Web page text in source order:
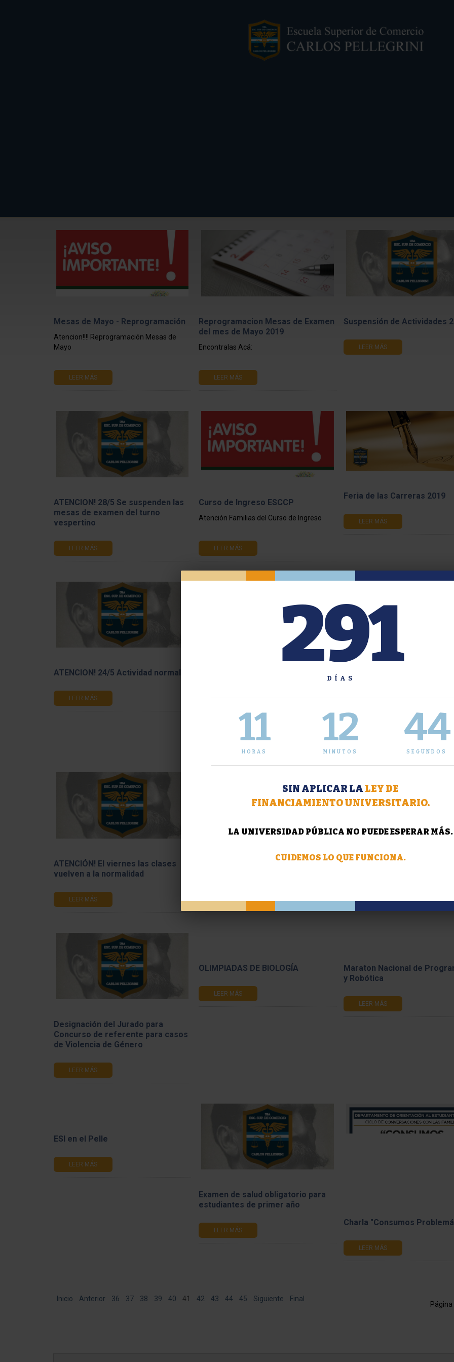
Mesas de Mayo - Reprogramación
Atencion!!!! Reprogramación Mesas de
Mayo
LEER MÁS
Reprogramacion Mesas de Examen
del mes de Mayo 2019
Encontralas Acá:
LEER MÁS
Suspensión de Actividades
LEER MÁS
ATENCION! 28/5 Se suspenden las
mesas de examen del turno
vespertino
LEER MÁS
Curso de Ingreso ESCCP
Atención Familias del Curso de Ingreso
LEER MÁS
Feria de las Carreras 2019
LEER MÁS
ATENCION! 24/5 Actividad normal
LEER MÁS
El lunes 27 de mayo inician los grupos de
LEER MÁS
Office Specialist MOS 2019
ATENCIÓN! El viernes las clases
vuelven a la normalidad
LEER MÁS
Situación Institucional 16-5-2019 Situación Institucional 13-5-
Designación del Jurado para
Concurso de referente para casos
de Violencia de Género
LEER MÁS
OLIMPIADAS DE BIOLOGÍA
LEER MÁS
Maraton Nacional de
y Robótica
LEER MÁS
ESI en el Pelle
LEER MÁS
Examen de salud obligatorio para
estudiantes de primer año
LEER MÁS
Charla "Consumos
LEER MÁS
Inicio Anterior 36 37 38 39 40 41 42 43 44 45 Siguiente Final
291
DÍAS
11
HORAS
12
MINUTOS
44
SEGUNDOS
SIN APLICAR LA LEY DE
FINANCIAMIENTO UNIVERSITARIO.
LA UNIVERSIDAD PÚBLICA NO PUEDE ESPERAR MÁS.
CUIDEMOS LO QUE FUNCIONA.